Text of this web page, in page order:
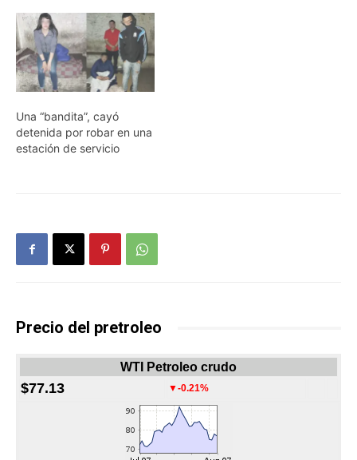
Una “bandita”, cayó
detenida por robar en una
estación de servicio
Precio del pretroleo
WTI Petroleo crudo
$77.13 ▼-0.21%